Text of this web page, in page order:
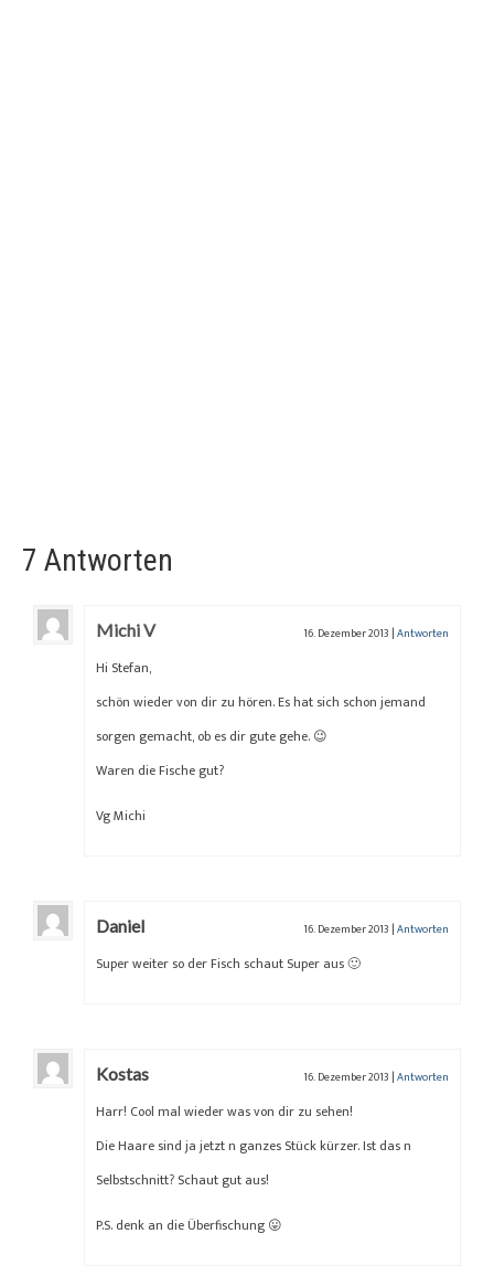
7 Antworten
Michi V 16. Dezember 2013 |Antworten
Hi Stefan,
schön wieder von dir zu hören. Es hat sich schon jemand
sorgen gemacht, ob es dir gute gehe. 😉
Waren die Fische gut?
Vg Michi
Daniel 16. Dezember 2013 |Antworten
Super weiter so der Fisch schaut Super aus 🙂
Kostas 16. Dezember 2013 |Antworten
Harr! Cool mal wieder was von dir zu sehen!
Die Haare sind ja jetzt n ganzes Stück kürzer. Ist das n
Selbstschnitt? Schaut gut aus!
P.S. denk an die Überfischung 😛